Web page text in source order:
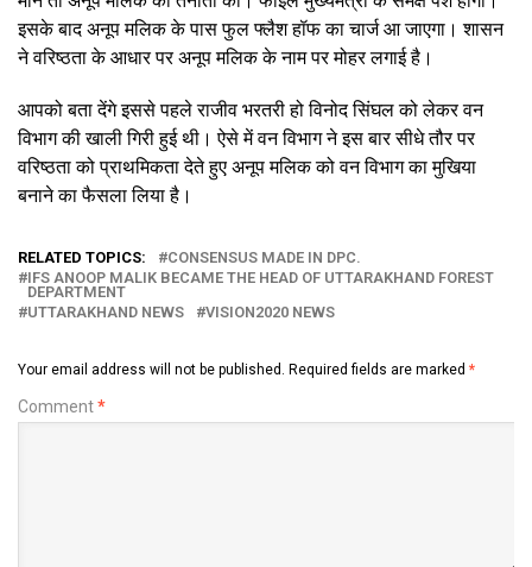
इसके बाद अनूप मलिक के पास फुल फ्लैश हॉफ का चार्ज आ जाएगा। शासन
ने वरिष्ठता के आधार पर अनूप मलिक के नाम पर मोहर लगाई है।
आपको बता देंगे इससे पहले राजीव भरतरी हो विनोद सिंघल को लेकर वन
विभाग की खाली गिरी हुई थी। ऐसे में वन विभाग ने इस बार सीधे तौर पर
वरिष्ठता को प्राथमिकता देते हुए अनूप मलिक को वन विभाग का मुखिया
बनाने का फैसला लिया है।
RELATED TOPICS:
CONSENSUS MADE IN DPC.
IFS ANOOP MALIK BECAME THE HEAD OF UTTARAKHAND FOREST
DEPARTMENT
UTTARAKHAND NEWS
VISION2020 NEWS
Your email address will not be published. Required fields are marked *
Comment*